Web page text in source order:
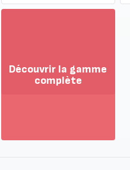
Découvrir la gamme
complète
la